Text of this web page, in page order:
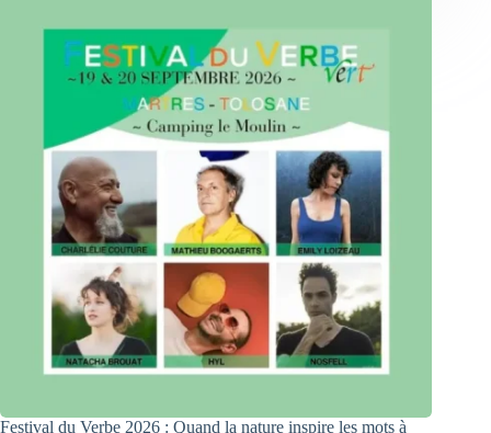
Festival du Verbe 2026 : Quand la nature inspire les mots à